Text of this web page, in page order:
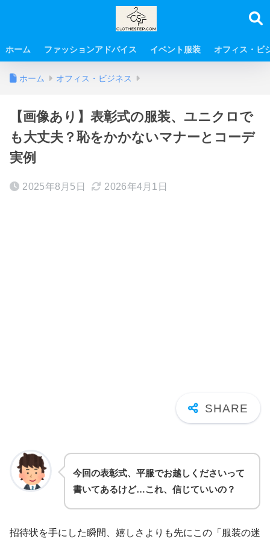
ホーム ファッションアドバイス イベント服装 オフィス・ビ
ホーム オフィス・ビジネス
【画像あり】表彰式の服装、ユニクロで
も大丈夫？恥をかかないマナーとコーデ
実例
2025年8月5日 2026年4月1日
今回の表彰式、平服でお越しくださいって
書いてあるけど…これ、信じていいの？
招待状を手にした瞬間、嬉しさよりも先にこの「服装の迷